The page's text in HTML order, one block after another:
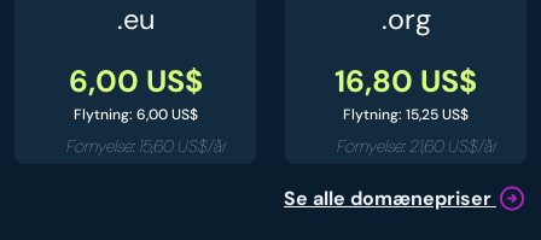
.eu
6,00 US$
Flytning: 6,00 US$
Fornyelse: 15,60 US$/år
.org
16,80 US$
Flytning: 15,25 US$
Fornyelse: 21,60 US$/år
Se alle domænepriser